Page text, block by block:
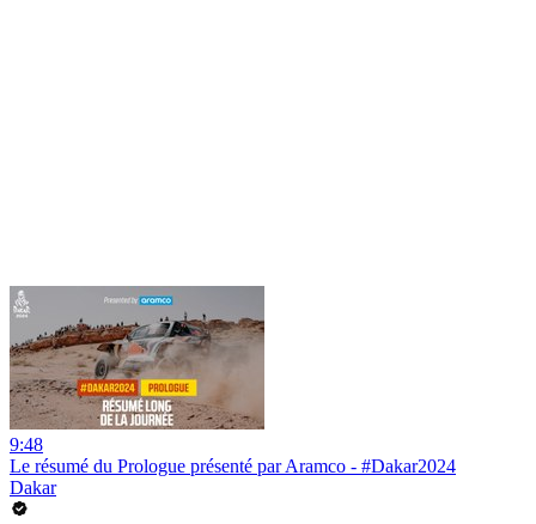
9:48
Le résumé du Prologue présenté par Aramco - #Dakar2024
Dakar